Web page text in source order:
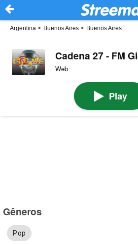
Argentina > Buenos Aires > Buenos Aires
Cadena 27 - FM
Web
Play
Gêneros
Pop